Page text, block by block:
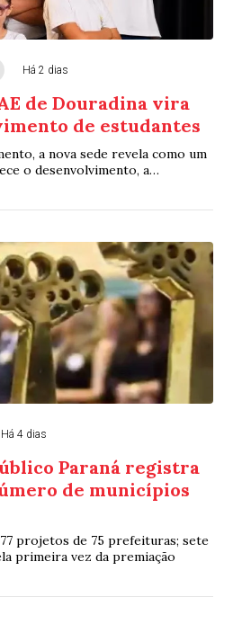
Há 2 dias
de Douradina vira
de estudantes
a nova sede revela como um
o desenvolvimento, a
Há 4 dias
Paraná registra
de municípios
projetos de 75 prefeituras; sete
primeira vez da premiação